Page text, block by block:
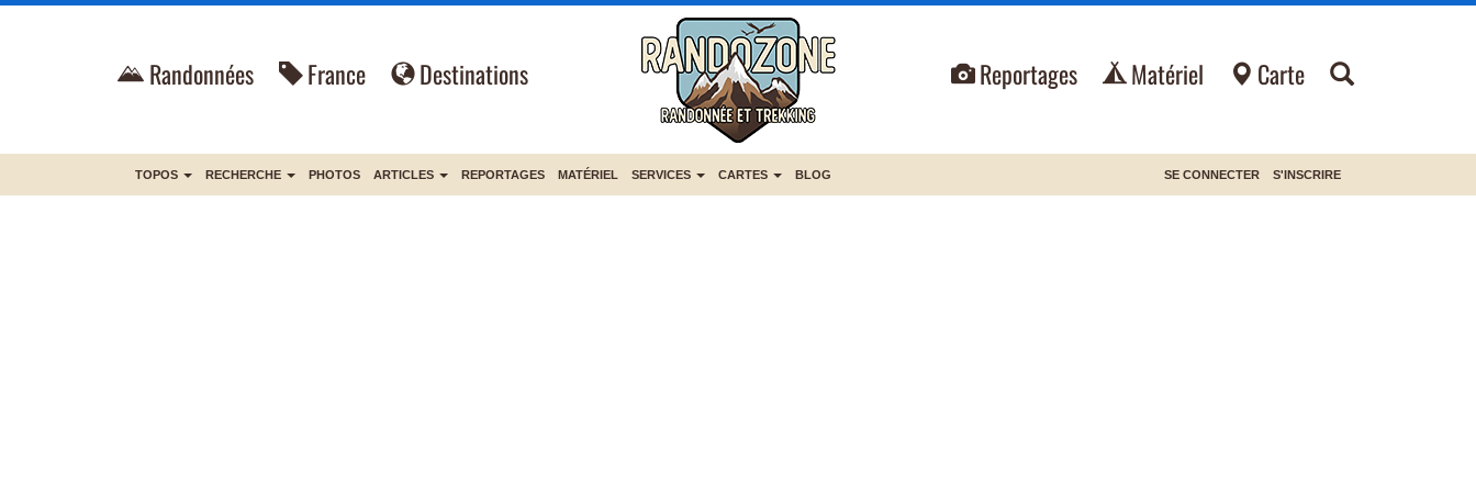
Randonnées France Destinations Reportages Matériel Carte
TOPOS RECHERCHE PHOTOS ARTICLES REPORTAGES MATÉRIEL SERVICES CARTES BLOG SE CONNECTER S'INSCRIRE